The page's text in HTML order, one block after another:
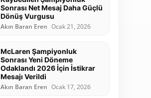
Sonrası Net Mesaj Daha Güçlü
Dönüş Vurgusu
Akın Baran Eren Ocak 21, 2026
McLaren Şampiyonluk
Sonrası Yeni Döneme
Odaklandı 2026 İçin İstikrar
Mesajı Verildi
Akın Baran Eren Ocak 17, 2026